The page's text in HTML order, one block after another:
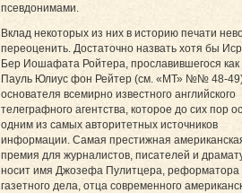
псевдонимами.
Вклад некоторых из них в историю печати
переоценить. Достаточно назвать хотя бы
Бер Иошафата Ройтера, прославившегося как
Пауль Юлиус фон Рейтер (см. «МТ» №№ 48-
основателя всемирно известного английского
телеграфного агентства, которое до сих пор
одним из самых авторитетных источников
информации. Самая престижная
премия для журналистов, писателей и
носит имя Джозефа Пулитцера, реформатора
газетного дела, отца современного